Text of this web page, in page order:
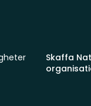
Skaffa